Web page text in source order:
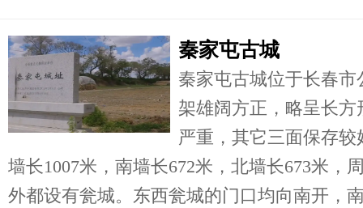
秦家屯古城
秦家屯古城位于长春
架雄阔方正，略呈长
严重，其它三面保存
墙长1007米，南墙长672米，北墙长673米，
外都设有瓮城。东西瓮城的门口均向南开，